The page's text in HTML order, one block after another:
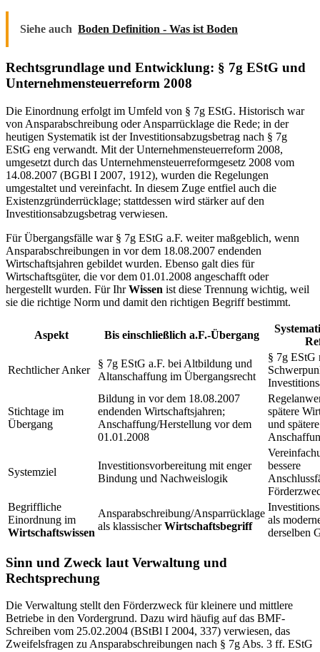
Siehe auch Boden Definition - Was ist Boden
Rechtsgrundlage und Entwicklung: § 7g EStG und
Unternehmensteuerreform 2008
Die Einordnung erfolgt im Umfeld von § 7g EStG. Historisch war
von Ansparabschreibung oder Ansparrücklage die Rede; in der
heutigen Systematik ist der Investitionsabzugsbetrag nach § 7g
EStG eng verwandt. Mit der Unternehmensteuerreform 2008,
umgesetzt durch das Unternehmensteuerreformgesetz 2008 vom
14.08.2007 (BGBl I 2007, 1912), wurden die Regelungen
umgestaltet und vereinfacht. In diesem Zuge entfiel auch die
Existenzgründerrücklage; stattdessen wird stärker auf den
Investitionsabzugsbetrag verwiesen.
Für Übergangsfälle war § 7g EStG a.F. weiter maßgeblich, wenn
Ansparabschreibungen in vor dem 18.08.2007 endenden
Wirtschaftsjahren gebildet wurden. Ebenso galt dies für
Wirtschaftsgüter, die vor dem 01.01.2008 angeschafft oder
hergestellt wurden. Für IhrWissen ist diese Trennung wichtig, weil
sie die richtige Norm und damit den richtigen Begriff bestimmt.
Aspekt Bis einschließlich a.F.-Übergang
Rechtlicher Anker
§ 7g EStG a.F. bei Altbildung und
Altanschaffung im Übergangsrecht
§ 7g EStG
Stichtage im
Übergang
Bildung in vor dem 18.08.2007
endenden Wirtschaftsjahren;
Anschaffung/Herstellung vor dem
01.01.2008
spätere
und spätere
Systemziel
Investitionsvorbereitung mit enger
Bindung und Nachweislogik
bessere
Begriffliche
Einordnung im
Wirtschaftswissen
Ansparabschreibung/Ansparrücklage
als klassischerWirtschaftsbegriff
als
derselben
Sinn und Zweck laut Verwaltung und
Rechtsprechung
Die Verwaltung stellt den Förderzweck für kleinere und mittlere
Betriebe in den Vordergrund. Dazu wird häufig auf das BMF-
Schreiben vom 25.02.2004 (BStBl I 2004, 337) verwiesen, das
Zweifelsfragen zu Ansparabschreibungen nach § 7g Abs. 3 ff. EStG